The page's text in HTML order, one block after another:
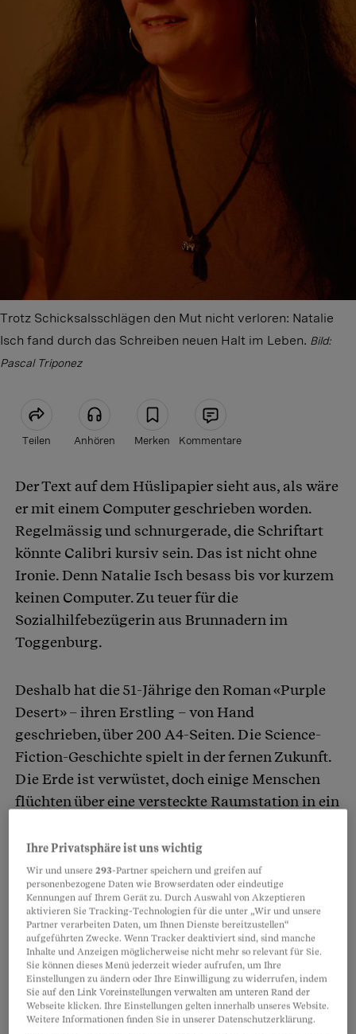
Trotz Schicksalsschlägen den Mut nicht verloren: Natalie
Isch fand durch das Schreiben neuen Halt im Leben. Bild:
Pascal Triponez
Teilen Anhören Merken Kommentare
Artikel teilen
Der Text auf dem Hüslipapier sieht aus, als wäre
er mit einem Computer geschrieben worden.
Regelmässig und schnurgerade, die Schriftart
könnte Calibri kursiv sein. Das ist nicht ohne
Ironie. Denn Natalie Isch besass bis vor kurzem
keinen Computer. Zu teuer für die
Sozialhilfebezügerin aus Brunnadern im
Toggenburg.
Deshalb hat die 51-Jährige den Roman «Purple
Desert» – ihren Erstling – von Hand
geschrieben, über 200 A4-Seiten. Die Science-
Fiction-Geschichte spielt in der fernen Zukunft.
Die Erde ist verwüstet, doch einige Menschen
flüchten über eine versteckte Raumstation in ein
Details stimmen, habe ich lange recherchiert.»
Auf dem Handy.
Partnerinhalte
Ihre Privatsphäre ist uns wichtig
Wir und unsere293-Partner speichern und greifen auf
personenbezogene Daten wie Browserdaten oder eindeutige
Kennungen auf Ihrem Gerät zu. Durch Auswahl von Akzeptieren
aktivieren Sie Tracking-Technologien für die unter „Wir und unsere
Partner verarbeiten Daten, um Ihnen Dienste bereitzustellen“
aufgeführten Zwecke. Wenn Tracker deaktiviert sind, sind manche
Inhalte und Anzeigen möglicherweise nicht mehr so relevant für Sie.
Sie können dieses Menü jederzeit wieder aufrufen, um Ihre
Einstellungen zu ändern oder Ihre Einwilligung zu widerrufen, indem
Sie auf den Link Voreinstellungen verwalten am unteren Rand der
Webseite klicken. Ihre Einstellungen gelten innerhalb unseres Website.
Weitere Informationen finden Sie in unserer Datenschutzerklärung.